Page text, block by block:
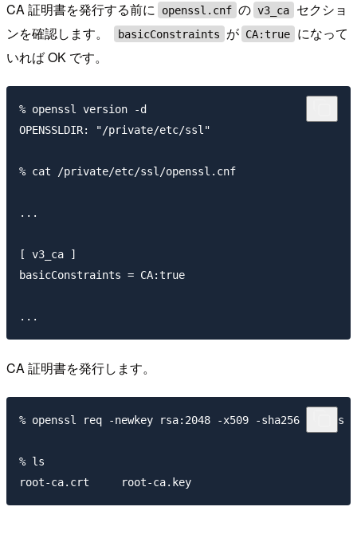
CA 証明書を発行する前に openssl.cnf の v3_ca
セクショ
ンを確認します。
basicConstraints が CA:true
になって
いれば OK です。
% openssl version -d
OPENSSLDIR: "/private/etc/ssl"
% cat /private/etc/ssl/openssl.cnf
...
[ v3_ca ]
basicConstraints = CA:true
CA 証明書を発行します。
% openssl req -newkey rsa:2048 -x509 -sha256 -
% ls